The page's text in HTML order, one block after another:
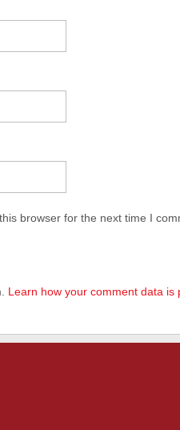
browser for the next time I
Learn how your comment data is